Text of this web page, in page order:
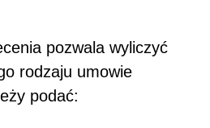
pozwala wyliczyć
rodzaju umowie
podać: